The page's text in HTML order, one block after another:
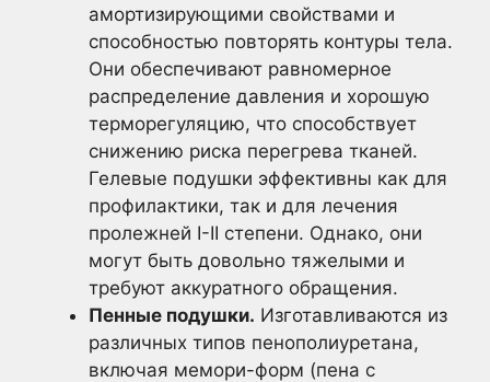
амортизирующими свойствами и
способностью повторять контуры тела.
Они обеспечивают равномерное
распределение давления и хорошую
терморегуляцию, что способствует
снижению риска перегрева тканей.
Гелевые подушки эффективны как для
профилактики, так и для лечения
пролежней I-II степени. Однако, они
могут быть довольно тяжелыми и
требуют аккуратного обращения.
Пенные подушки. Изготавливаются из
различных типов пенополиуретана,
включая мемори-форм (пена с